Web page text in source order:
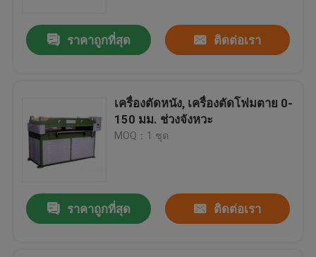
ราคาถูกที่สุด ติดต่อเรา
เครื่องตัดหนัง, เครื่องตัดโฟมตาย 0-
150 มม. ช่วงจังหวะ
MOQ：1 ชุด
ราคาถูกที่สุด ติดต่อเรา